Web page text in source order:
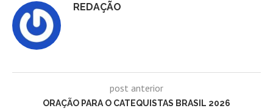
REDAÇÃO
post anterior
ORAÇÃO PARA O CATEQUISTAS BRASIL 2026